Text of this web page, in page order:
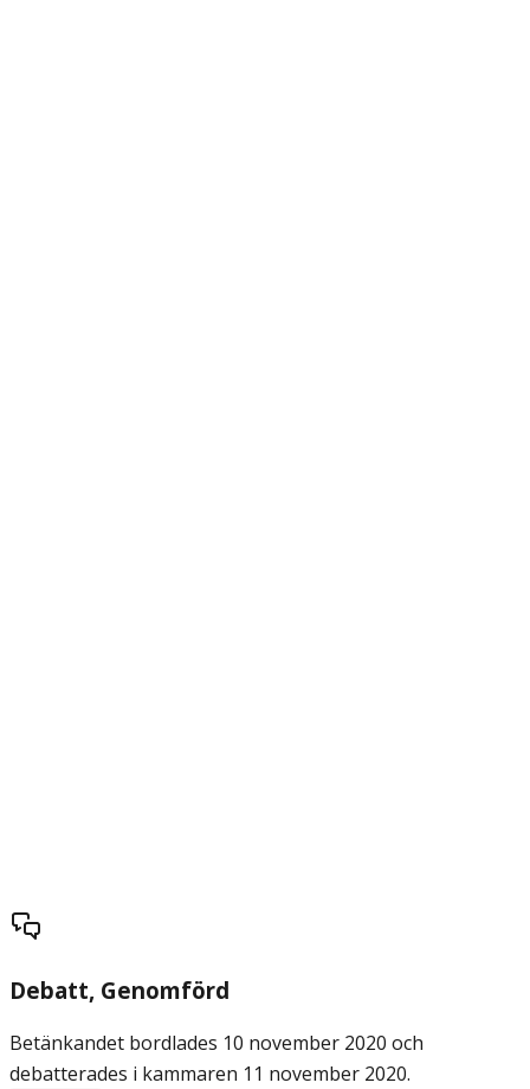
Debatt, Genomförd
Betänkandet bordlades 10 november 2020 och
debatterades i kammaren 11 november 2020.